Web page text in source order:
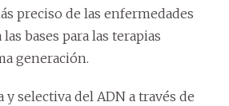
preciso de las enfermedades
bases para las terapias
generación.
y selectiva del ADN a través de